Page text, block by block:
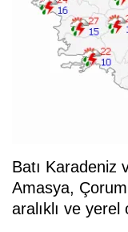
Batı Karadeniz
Amasya,
aralıklı ve